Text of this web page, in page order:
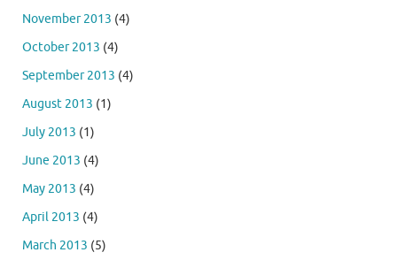
November 2013 (4)
October 2013 (4)
September 2013 (4)
August 2013 (1)
July 2013 (1)
June 2013 (4)
May 2013 (4)
April 2013 (4)
March 2013 (5)